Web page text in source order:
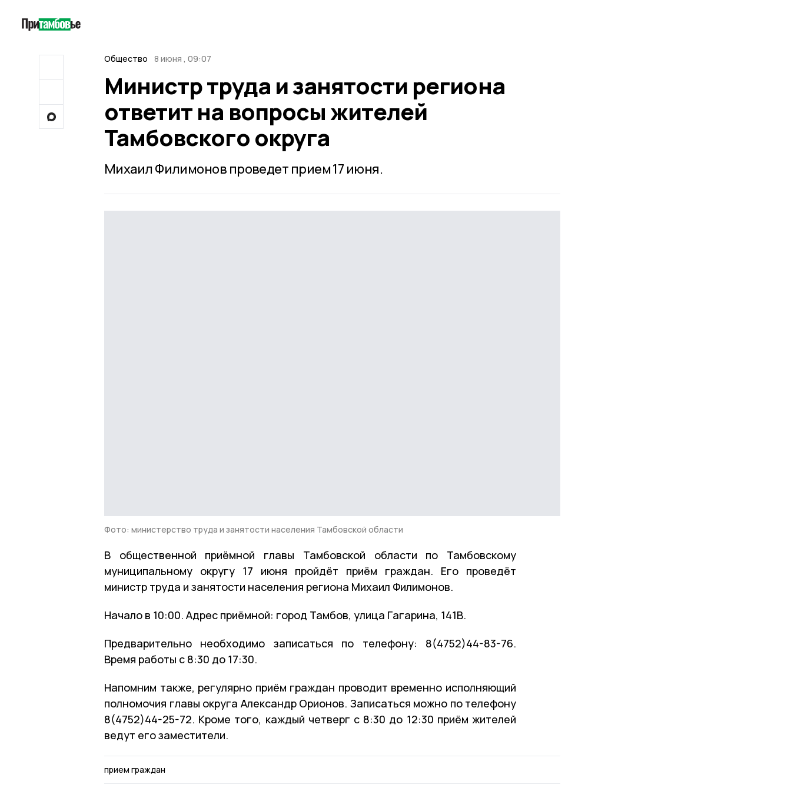
Общество 8 июня , 09:07
Министр труда и занятости региона
ответит на вопросы жителей
Тамбовского округа
Михаил Филимонов проведет прием 17 июня.
Фото: министерство труда и занятости населения Тамбовской области
В общественной приёмной главы Тамбовской области по Тамбовскому
муниципальному округу 17 июня пройдёт приём граждан. Его проведёт
министр труда и занятости населения региона Михаил Филимонов.
Начало в 10:00. Адрес приёмной: город Тамбов, улица Гагарина, 141В.
Предварительно необходимо записаться по телефону: 8(4752)44-83-76.
Время работы с 8:30 до 17:30.
Напомним также, регулярно приём граждан проводит временно исполняющий
полномочия главы округа Александр Орионов. Записаться можно по телефону
8(4752)44-25-72. Кроме того, каждый четверг с 8:30 до 12:30 приём жителей
ведут его заместители.
прием граждан